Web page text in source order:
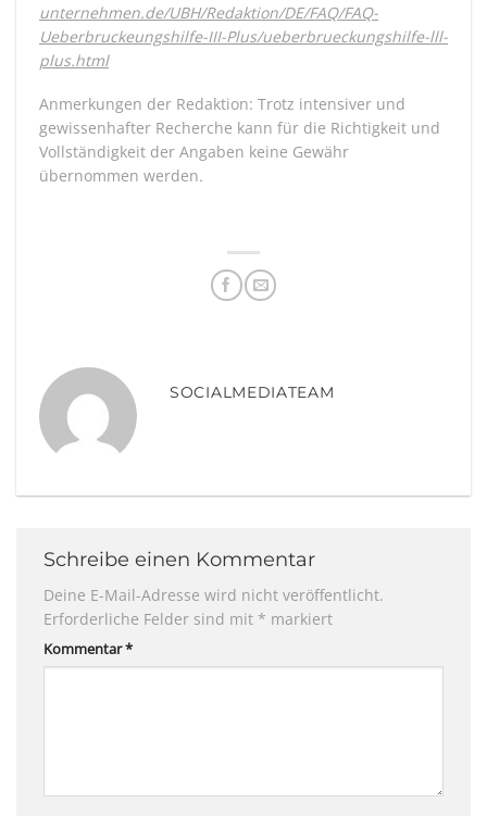
unternehmen.de/UBH/Redaktion/DE/FAQ/FAQ-
Ueberbruckeungshilfe-III-Plus/ueberbrueckungshilfe-lll-
plus.html
Anmerkungen der Redaktion: Trotz intensiver und
gewissenhafter Recherche kann für die Richtigkeit und
Vollständigkeit der Angaben keine Gewähr
übernommen werden.
SOCIALMEDIATEAM
Schreibe einen Kommentar
Deine E-Mail-Adresse wird nicht veröffentlicht.
Erforderliche Felder sind mit * markiert
Kommentar*